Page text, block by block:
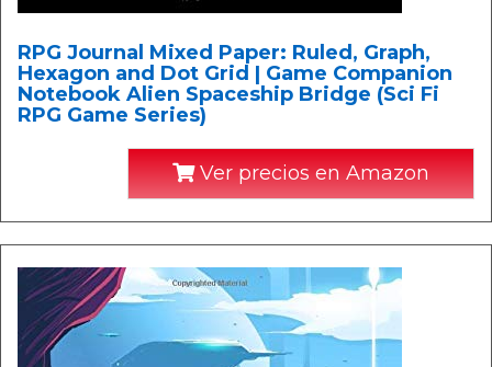
RPG Journal Mixed Paper: Ruled, Graph,
Hexagon and Dot Grid | Game Companion
Notebook Alien Spaceship Bridge (Sci Fi
RPG Game Series)
Ver precios en Amazon